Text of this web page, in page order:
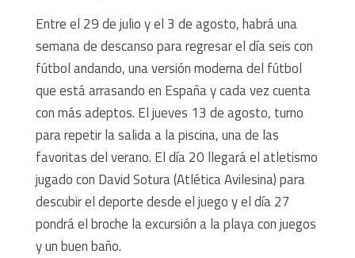
Entre el 29 de julio y el 3 de agosto, habrá una
semana de descanso para regresar el día seis con
fútbol andando, una versión moderna del fútbol
que está arrasando en España y cada vez cuenta
con más adeptos. El jueves 13 de agosto, turno
para repetir la salida a la piscina, una de las
favoritas del verano. El día 20 llegará el atletismo
jugado con David Sotura (Atlética Avilesina) para
descubir el deporte desde el juego y el día 27
pondrá el broche la excursión a la playa con juegos
y un buen baño.